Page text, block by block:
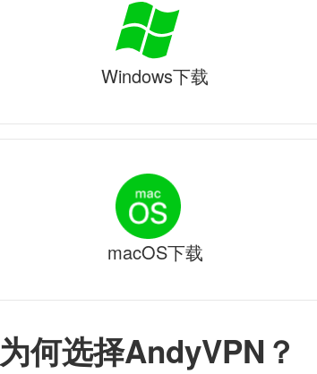
为何选择AndyVPN？
Windows下载
macOS下载